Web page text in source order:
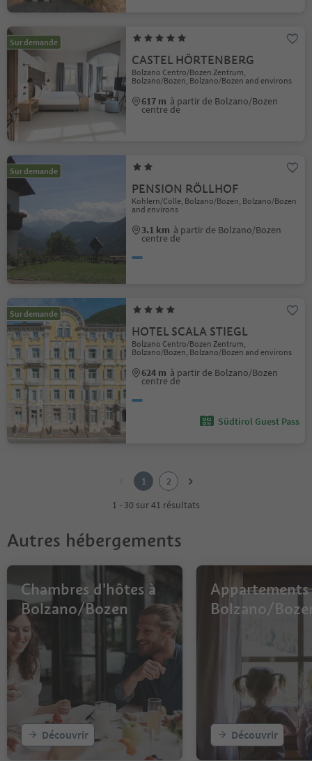
Sur demande
CASTEL HÖRTENBERG
Bolzano Centro/Bozen Zentrum,
Bolzano/Bozen, Bolzano/Bozen and environs
617 m à partir de Bolzano/Bozen
centre de
Sur demande
PENSION RÖLLHOF
Kohlern/Colle, Bolzano/Bozen, Bolzano/Bozen
and environs
3.1 km à partir de Bolzano/Bozen
centre de
Sur demande
HOTEL SCALA STIEGL
Bolzano Centro/Bozen Zentrum,
Bolzano/Bozen, Bolzano/Bozen and environs
624 m à partir de Bolzano/Bozen
centre de
Südtirol Guest Pass
1
2
1 - 30 sur 41 résultats
Autres hébergements
Chambres d'hôtes à
Bolzano/Bozen
Découvrir
Appartements
Bolzano/
Découvrir